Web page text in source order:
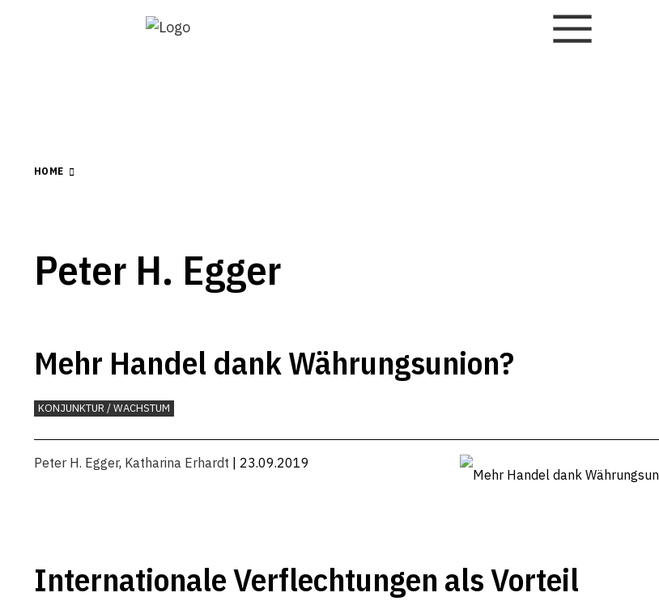
HOME
Peter H. Egger
Mehr Handel dank Währungsunion?
KONJUNKTUR / WACHSTUM
Peter H. Egger, Katharina Erhardt | 23.09.2019
Internationale Verflechtungen als Vorteil